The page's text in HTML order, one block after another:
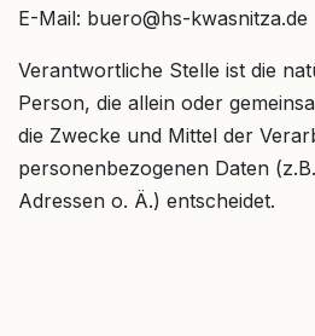
E-Mail: buero@hs-kwasnitza.de
Verantwortliche Stelle ist die
Person, die allein oder
die Zwecke und Mittel der
personenbezogenen Daten
Adressen o. Ä.) entscheidet.